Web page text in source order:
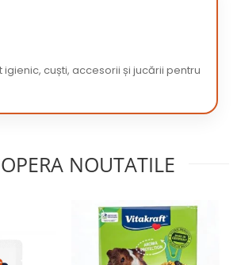
igienic, cuști, accesorii și jucării pentru
NOUTATILE